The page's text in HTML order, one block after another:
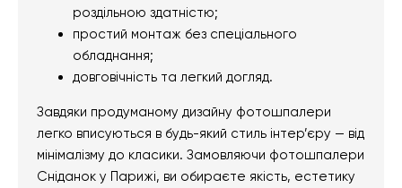
роздільною здатністю;
простий монтаж без спеціального
обладнання;
довговічність та легкий догляд.
Завдяки продуманому дизайну фотошпалери
легко вписуються в будь-який стиль інтер’єру — від
мінімалізму до класики. Замовляючи фотошпалери
Сніданок у Парижі, ви обираєте якість, естетику